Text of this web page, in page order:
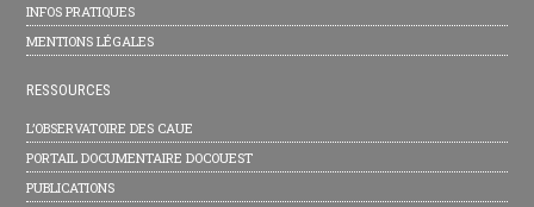
INFOS PRATIQUES
MENTIONS LÉGALES
RESSOURCES
L’OBSERVATOIRE DES CAUE
PORTAIL DOCUMENTAIRE DOCOUEST
PUBLICATIONS